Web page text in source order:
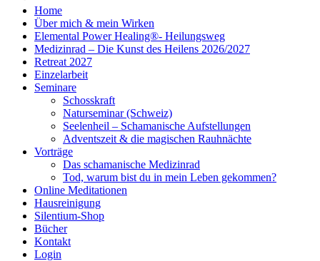
Home
Über mich & mein Wirken
Elemental Power Healing®- Heilungsweg
Medizinrad – Die Kunst des Heilens 2026/2027
Retreat 2027
Einzelarbeit
Seminare
Schosskraft
Naturseminar (Schweiz)
Seelenheil – Schamanische Aufstellungen
Adventszeit & die magischen Rauhnächte
Vorträge
Das schamanische Medizinrad
Tod, warum bist du in mein Leben gekommen?
Online Meditationen
Hausreinigung
Silentium-Shop
Bücher
Kontakt
Login